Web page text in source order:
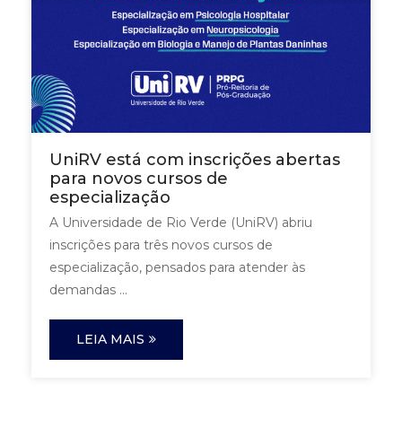
UniRV está com inscrições abertas
para novos cursos de
especialização
A Universidade de Rio Verde (UniRV) abriu
inscrições para três novos cursos de
especialização, pensados para atender às
demandas ...
LEIA MAIS